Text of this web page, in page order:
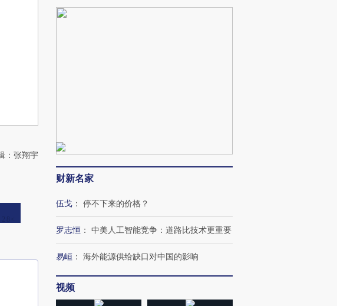
：张翔宇
财新名家
伍戈 ： 停不下来的价格？
罗志恒 ： 中美人工智能竞争：道路比技术更重要
易峘 ： 海外能源供给缺口对中国的影响
视频